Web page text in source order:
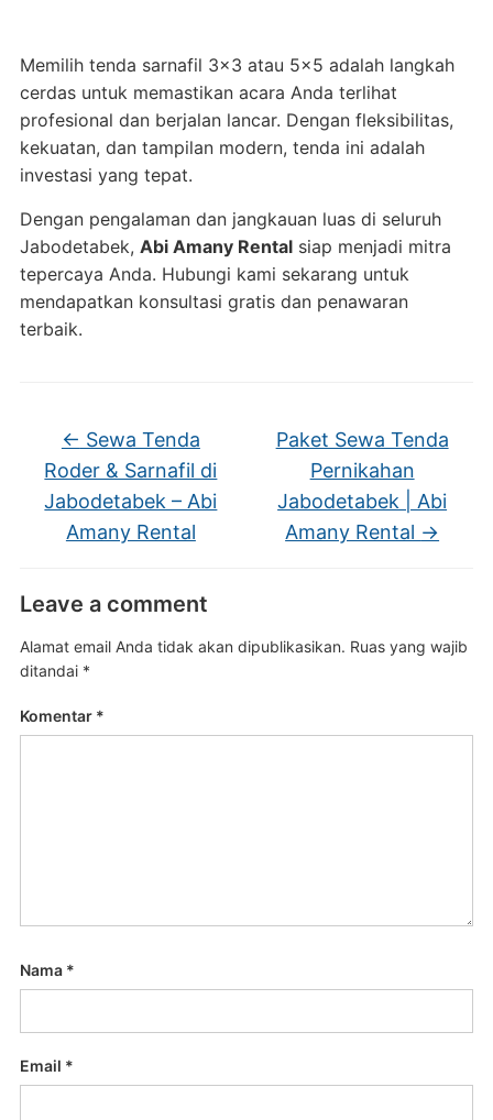
Memilih tenda sarnafil 3×3 atau 5×5 adalah langkah
cerdas untuk memastikan acara Anda terlihat
profesional dan berjalan lancar. Dengan fleksibilitas,
kekuatan, dan tampilan modern, tenda ini adalah
investasi yang tepat.
Dengan pengalaman dan jangkauan luas di seluruh
Jabodetabek, Abi Amany Rentalsiap menjadi mitra
tepercaya Anda. Hubungi kami sekarang untuk
mendapatkan konsultasi gratis dan penawaran
terbaik.
← Sewa Tenda
Roder & Sarnafil di
Jabodetabek – Abi
Amany Rental
Paket Sewa Tenda
Pernikahan
Jabodetabek | Abi
Amany Rental →
Leave a comment
Alamat email Anda tidak akan dipublikasikan. Ruas yang wajib
ditandai *
Komentar *
Nama *
Email *